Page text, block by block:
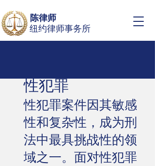
纽约律师事务所
陈律师
性犯罪
性犯罪案件因其敏感
性和复杂性，成为刑
法中最具挑战性的领
域之一。面对性犯罪